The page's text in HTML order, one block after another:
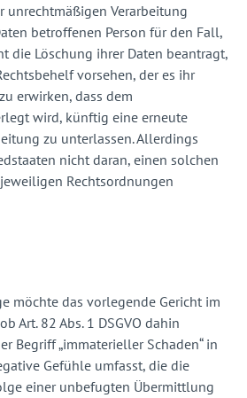
unrechtmäßigen Verarbeitung
betroffenen Person für den Fall,
die Löschung ihrer Daten beantragt,
vorsehen, der es ihr
erwirken, dass dem
wird, künftig eine erneute
zu unterlassen. Allerdings
nicht daran, einen solchen
Rechtsordnungen
möchte das vorlegende Gericht im
Art. 82 Abs. 1 DSGVO dahin
Begriff „immaterieller Schaden“ in
Gefühle umfasst, die die
einer unbefugten Übermittlung